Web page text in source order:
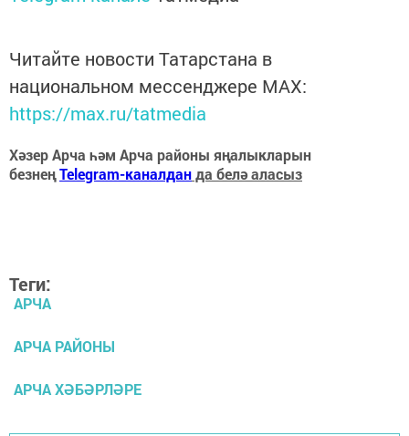
Читайте новости Татарстана в
национальном мессенджере MАХ:
https://max.ru/tatmedia
Хәзер Арча һәм Арча районы яңалыкларын
безнеңTelegram-каналданда белә аласыз
Теги:
АРЧА
АРЧА РАЙОНЫ
АРЧА ХӘБӘРЛӘРЕ